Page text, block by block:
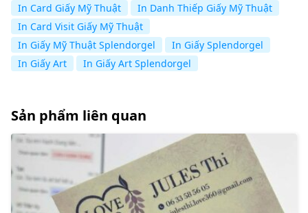
In Card Giấy Mỹ Thuật
In Danh Thiếp Giấy Mỹ Thuật
In Card Visit Giấy Mỹ Thuật
In Giấy Mỹ Thuật Splendorgel
In Giấy Splendorgel
In Giấy Art
In Giấy Art Splendorgel
Sản phẩm liên quan